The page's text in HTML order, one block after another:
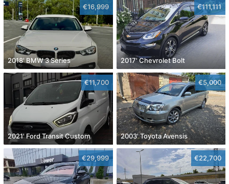
€16,999
2018' BMW 3 Series
€111,111
2017' Chevrolet Bolt
€11,700
2021' Ford Transit Custom
€5,000
2003' Toyota Avensis
€29,999 €22,700